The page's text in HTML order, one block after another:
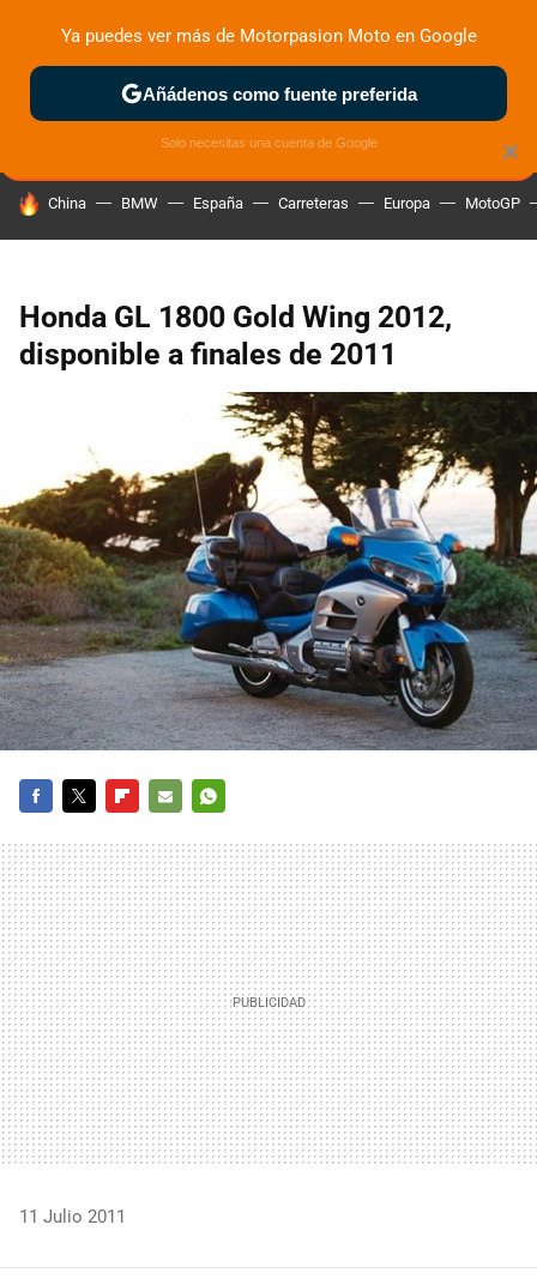
ZONA DE PRUEBAS DEPORTIVAS MOTOS ELÉCTRICAS
HOY SE HABLA DE
China BMW España Carreteras Europa MotoGP
Honda GL 1800 Gold Wing 2012,
disponible a finales de 2011
MAIL
11 Julio 2011
×
Ya puedes ver más de Motorpasion Moto en Google
Añádenos como fuente preferida
Solo necesitas una cuenta de Google